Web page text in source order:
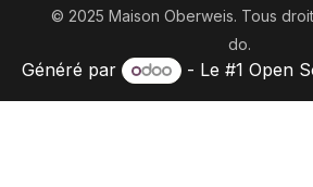
© 2025 Maison Oberweis. Tous
do.
Généré par - Le #1 Open